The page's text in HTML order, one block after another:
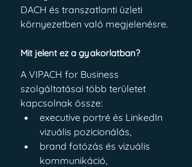
DACH és transzatlanti üzleti
környezetben való megjelenésre.
Mit jelent ez a gyakorlatban?
A VIPACH for Business
szolgáltatásai több területet
kapcsolnak össze:
executive portré és LinkedIn
vizuális pozicionálás,
brand fotózás és vizuális
kommunikáció,